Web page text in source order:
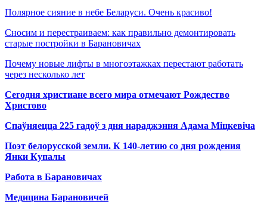
Полярное сияние в небе Беларуси. Очень красиво!
Сносим и перестраиваем: как правильно демонтировать
старые постройки в Барановичах
Почему новые лифты в многоэтажках перестают работать
через несколько лет
Сегодня христиане всего мира отмечают Рождество
Христово
Спаўняецца 225 гадоў з дня нараджэння Адама Міцкевіча
Поэт белорусской земли. К 140-летию со дня рождения
Янки Купалы
Работа в Барановичах
Медицина Барановичей